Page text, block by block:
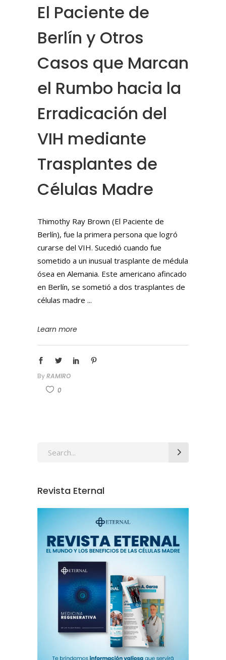
El Paciente de
Berlín y Otros
Casos que Marcan
el Rumbo hacia la
Erradicación del
VIH mediante
Trasplantes de
Células Madre
Thimothy Ray Brown (El Paciente de
Berlín), fue la primera persona que logró
curarse del VIH. Sucedió cuando fue
sometido a un inusual trasplante de médula
ósea en Alemania. Este americano afincado
en Berlín, se sometió a dos trasplantes de
células madre
Learn more
ByRAMIRO
0
Revista Eternal